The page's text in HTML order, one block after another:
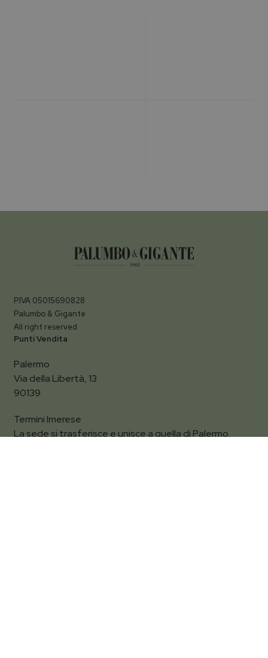
P.IVA 05015690828
Palumbo & Gigante
All right reserved
Punti Vendita
Palermo
Via della Libertà, 13
90139
Termini Imerese
La sede si trasferisce e unisce a quella di Palermo.